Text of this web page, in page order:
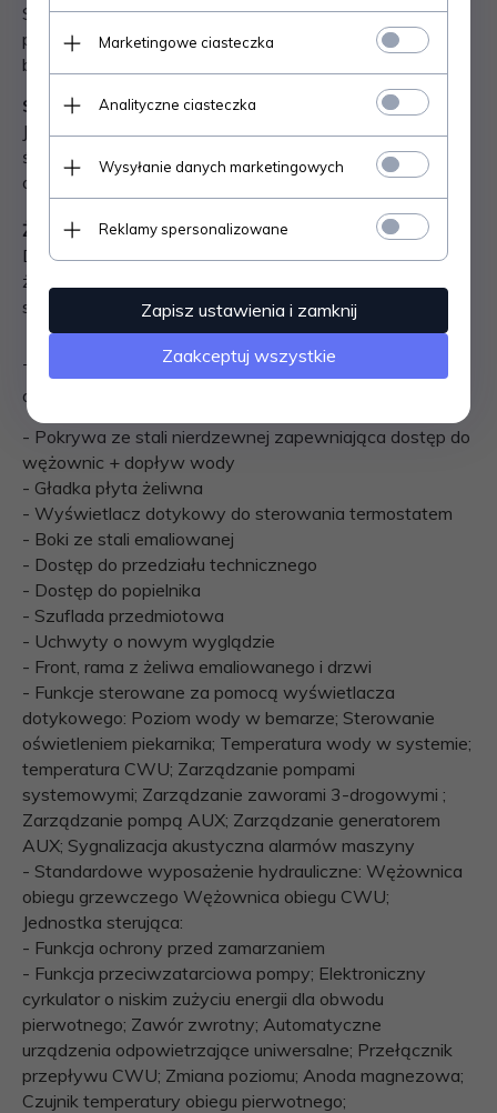
System zasysania powietrza, który pobiera świeże
powietrze do spalania z zewnątrz, wprowadzając je
bezpośrednio do regulatorów powietrza do spalania.
System czyszczenia szkła
Jest to system, który dzięki specjalnej, podgrzanej
ścieżce powietrza skutecznie zapobiega tworzeniu się
osadów na szybie drzwiczek przeciwpożarowych.
Żeliwne drzwiczki
Drzwiczki produktów wykonane z wysokiej jakości
żeliwa są niezmienne w czasie i gwarantują stałą
szczelność.
Termokuchenka opalana drewnem z systemem
otwartego naczynia i obiegiem zamkniętym.
- Pokrywa ze stali nierdzewnej zapewniająca dostęp do
wężownic + dopływ wody
- Gładka płyta żeliwna
- Wyświetlacz dotykowy do sterowania termostatem
- Boki ze stali emaliowanej
- Dostęp do przedziału technicznego
- Dostęp do popielnika
- Szuflada przedmiotowa
- Uchwyty o nowym wyglądzie
- Front, rama z żeliwa emaliowanego i drzwi
- Funkcje sterowane za pomocą wyświetlacza
dotykowego: Poziom wody w bemarze; Sterowanie
oświetleniem piekarnika; Temperatura wody w systemie;
temperatura CWU; Zarządzanie pompami
systemowymi; Zarządzanie zaworami 3-drogowymi ;
Zarządzanie pompą AUX; Zarządzanie generatorem
AUX; Sygnalizacja akustyczna alarmów maszyny
- Standardowe wyposażenie hydrauliczne: Wężownica
obiegu grzewczego Wężownica obiegu CWU;
Jednostka sterująca:
- Funkcja ochrony przed zamarzaniem
- Funkcja przeciwzatarciowa pompy; Elektroniczny
cyrkulator o niskim zużyciu energii dla obwodu
pierwotnego; Zawór zwrotny; Automatyczne
urządzenia odpowietrzające uniwersalne; Przełącznik
przepływu CWU; Zmiana poziomu; Anoda magnezowa;
Czujnik temperatury obiegu pierwotnego;
Marketingowe ciasteczka
Analityczne ciasteczka
Wysyłanie danych marketingowych
Reklamy spersonalizowane
Zapisz ustawienia i zamknij
Zaakceptuj wszystkie